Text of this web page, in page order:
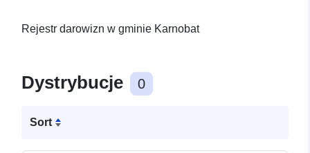
Rejestr darowizn w gminie Karnobat
Dystrybucje 0
Sort